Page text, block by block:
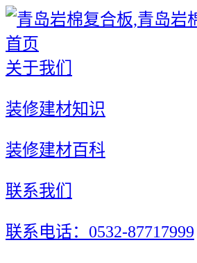
首页
关于我们
装修建材知识
装修建材百科
联系我们
联系电话：0532-87717999